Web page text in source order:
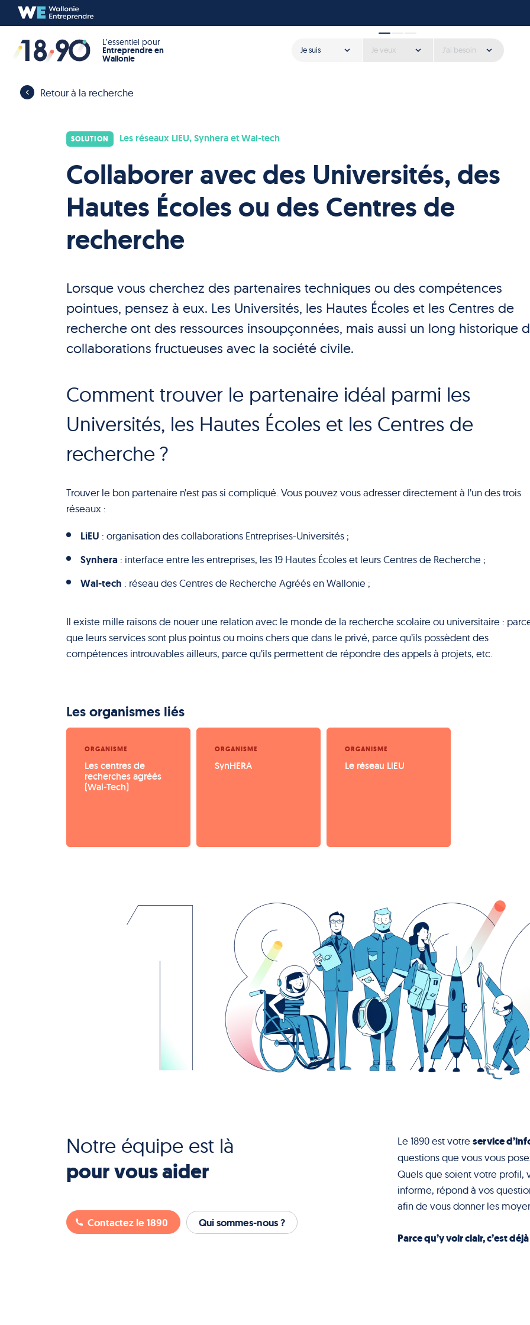
L’essentiel pour
Entreprendre en
Wallonie
Je suis Je veux J'ai besoin
Retour à la recherche
SOLUTION Les réseaux LIEU, Synhera et Wal-tech
Collaborer avec des Universités, des
Hautes Écoles ou des Centres de
recherche
Lorsque vous cherchez des partenaires techniques ou des compétences
pointues, pensez à eux. Les Universités, les Hautes Écoles et les Centres de
recherche ont des ressources insoupçonnées, mais aussi un long historique
collaborations fructueuses avec la société civile.
Comment trouver le partenaire idéal parmi les
Universités, les Hautes Écoles et les Centres de
recherche ?
Trouver le bon partenaire n’est pas si compliqué. Vous pouvez vous adresser directement à l’un des trois
réseaux :
LiEU : organisation des collaborations Entreprises-Universités ;
Synhera : interface entre les entreprises, les 19 Hautes Écoles et leurs Centres de Recherche ;
Wal-tech : réseau des Centres de Recherche Agréés en Wallonie ;
Il existe mille raisons de nouer une relation avec le monde de la recherche scolaire ou universitaire :
que leurs services sont plus pointus ou moins chers que dans le privé, parce qu’ils possèdent des
compétences introuvables ailleurs, parce qu’ils permettent de répondre des appels à projets, etc.
Les organismes liés
ORGANISME
Les centres de
recherches agréés
(Wal-Tech)
ORGANISME
SynHERA
ORGANISME
Le réseau LiEU
Notre équipe est là
pour vous aider
Contactez le 1890 Qui sommes-nous ?
Le 1890 est votre service
questions que vous vous
Quels que soient votre profil,
informe, répond à vos
afin de vous donner les
Parce qu’y voir clair, c’est